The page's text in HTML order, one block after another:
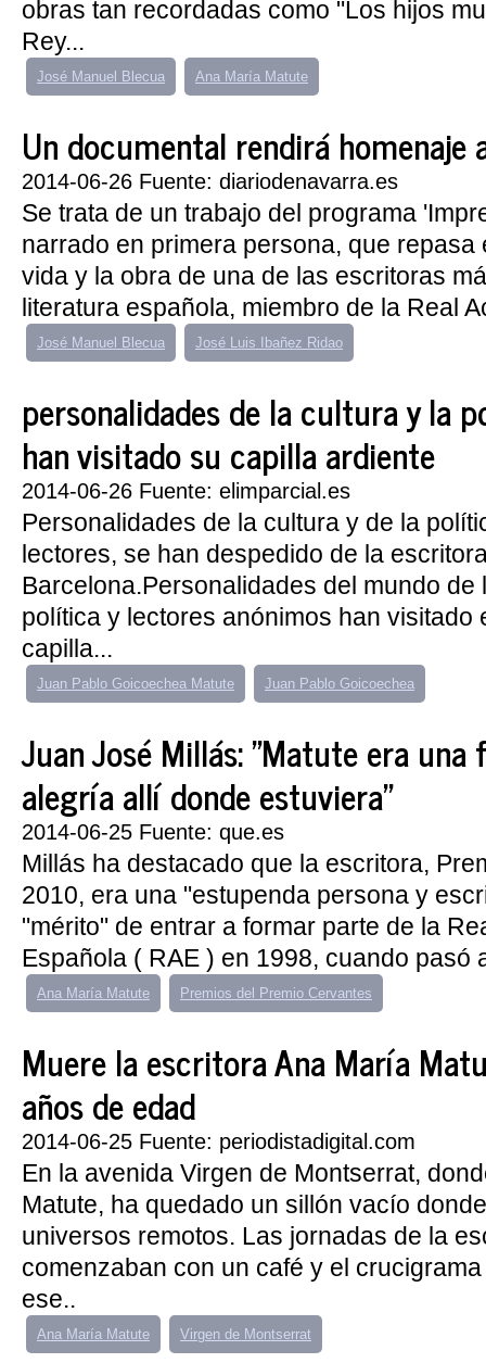
obras tan recordadas como "Los hijos
Rey...
José Manuel Blecua Ana María Matute
Un documental rendirá homenaje
2014-06-26 Fuente: diariodenavarra.es
Se trata de un trabajo del programa
narrado en primera persona, que repasa
vida y la obra de una de las escritoras
literatura española, miembro de la Real
José Manuel Blecua José Luis Ibañez Ridao
personalidades de la cultura y
han visitado su capilla ardiente
2014-06-26 Fuente: elimparcial.es
Personalidades de la cultura y de la
lectores, se han despedido de la
Barcelona.Personalidades del mundo de
política y lectores anónimos han visitado
capilla...
Juan Pablo Goicoechea Matute Juan Pablo Goicoechea
Juan José Millás: "Matute era una
alegría allí donde estuviera"
2014-06-25 Fuente: que.es
Millás ha destacado que la escritora,
2010, era una "estupenda persona y
"mérito" de entrar a formar parte de la
Española ( RAE ) en 1998, cuando pasó
Ana María Matute Premios del Premio Cervantes
Muere la escritora Ana María
años de edad
2014-06-25 Fuente: periodistadigital.com
En la avenida Virgen de Montserrat,
Matute, ha quedado un sillón vacío
universos remotos. Las jornadas de la
comenzaban con un café y el
ese..
Ana María Matute Virgen de Montserrat